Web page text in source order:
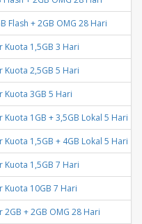
Flash + 2GB OMG 28 Hari
Kuota 1,5GB 3 Hari
Kuota 2,5GB 5 Hari
Kuota 3GB 5 Hari
Kuota 1GB + 3,5GB Lokal 5 Hari
Kuota 1,5GB + 4GB Lokal 5 Hari
Kuota 1,5GB 7 Hari
Kuota 10GB 7 Hari
2GB + 2GB OMG 28 Hari